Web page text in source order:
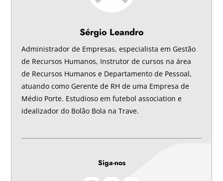
Sérgio Leandro
Administrador de Empresas, especialista em Gestão
de Recursos Humanos, Instrutor de cursos na área
de Recursos Humanos e Departamento de Pessoal,
atuando como Gerente de RH de uma Empresa de
Médio Porte. Estudioso em futebol association e
idealizador do Bolão Bola na Trave.
Siga-nos